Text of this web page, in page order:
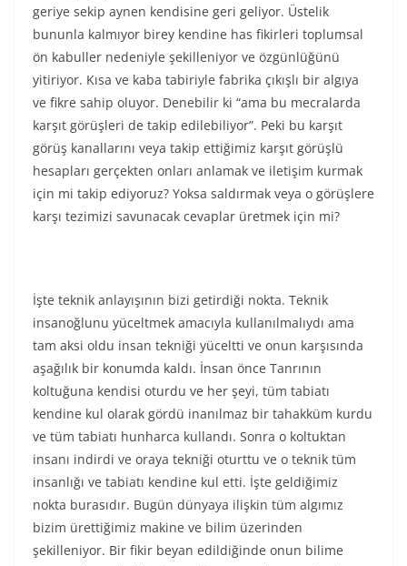
geriye sekip aynen kendisine geri geliyor. Üstelik
bununla kalmıyor birey kendine has fikirleri toplumsal
ön kabuller nedeniyle şekilleniyor ve özgünlüğünü
yitiriyor. Kısa ve kaba tabiriyle fabrika çıkışlı bir algıya
ve fikre sahip oluyor. Denebilir ki “ama bu mecralarda
karşıt görüşleri de takip edilebiliyor”. Peki bu karşıt
görüş kanallarını veya takip ettiğimiz karşıt görüşlü
hesapları gerçekten onları anlamak ve iletişim kurmak
için mi takip ediyoruz? Yoksa saldırmak veya o görüşlere
karşı tezimizi savunacak cevaplar üretmek için mi?
İşte teknik anlayışının bizi getirdiği nokta. Teknik
insanoğlunu yüceltmek amacıyla kullanılmalıydı ama
tam aksi oldu insan tekniği yüceltti ve onun karşısında
aşağılık bir konumda kaldı. İnsan önce Tanrının
koltuğuna kendisi oturdu ve her şeyi, tüm tabiatı
kendine kul olarak gördü inanılmaz bir tahakküm kurdu
ve tüm tabiatı hunharca kullandı. Sonra o koltuktan
insanı indirdi ve oraya tekniği oturttu ve o teknik tüm
insanlığı ve tabiatı kendine kul etti. İşte geldiğimiz
nokta burasıdır. Bugün dünyaya ilişkin tüm algımız
bizim ürettiğimiz makine ve bilim üzerinden
şekilleniyor. Bir fikir beyan edildiğinde onun bilime